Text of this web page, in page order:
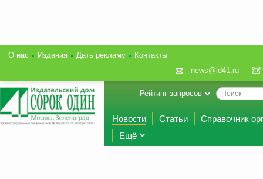
О нас Издания Дать рекламу
Контакты
news@id41.ru
Рейтинг запросов
Новости Статьи
Справочник
Ещё